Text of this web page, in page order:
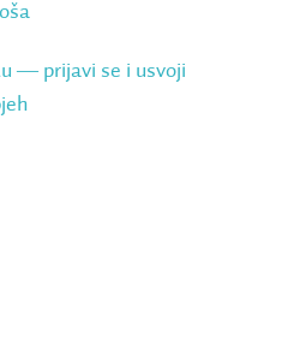
― prijavi se i usvoji